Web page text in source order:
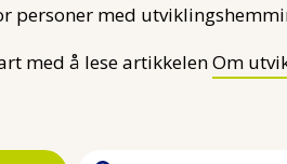
personer med
med å lese artikkelenOm